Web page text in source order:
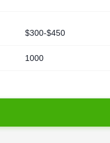
$300-$450
1000